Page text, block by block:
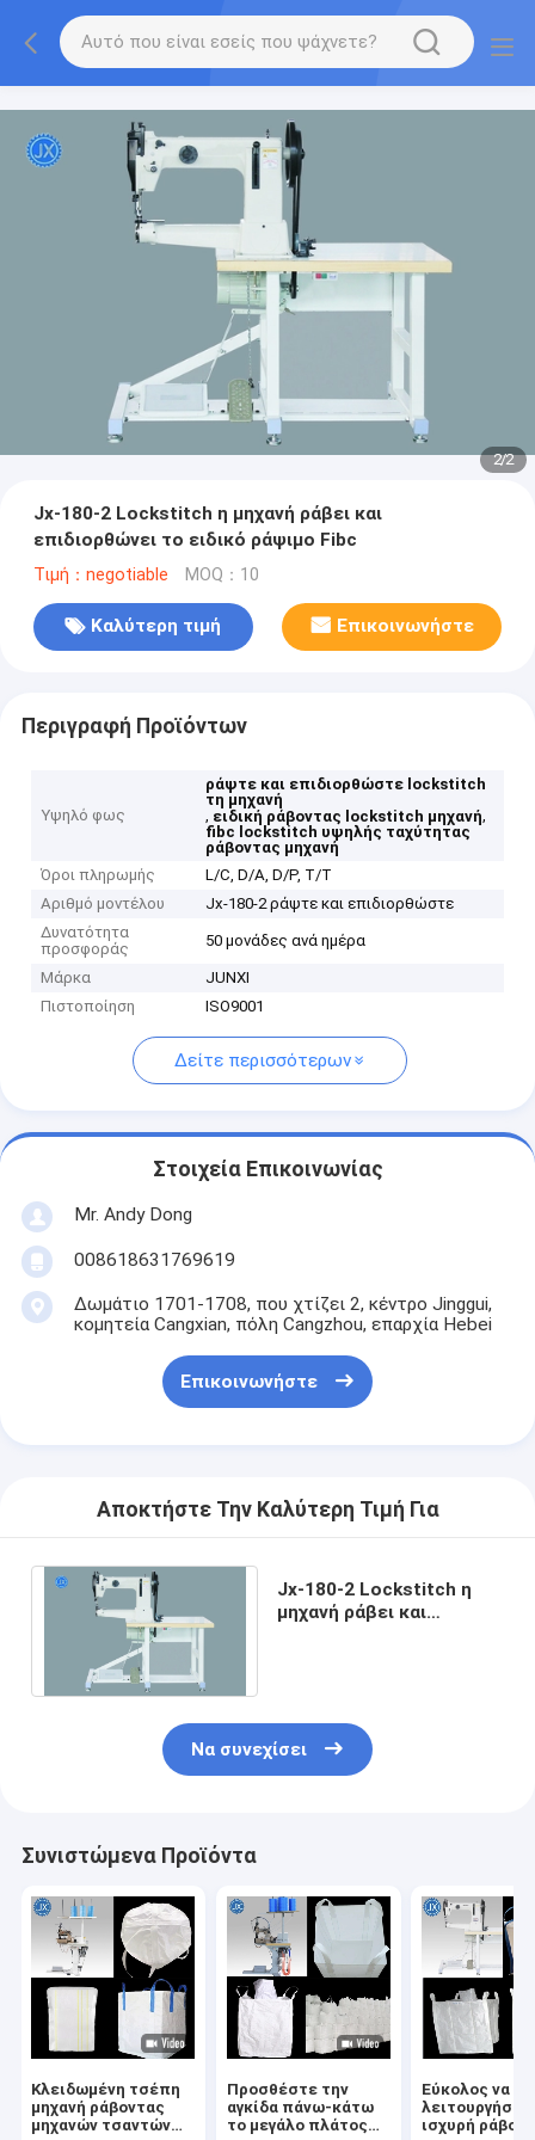
2/2
Jx-180-2 Lockstitch η μηχανή ράβει και
επιδιορθώνει το ειδικό ράψιμο Fibc
Τιμή：negotiable MOQ：10
Καλύτερη τιμή Επικοινωνήστε
Περιγραφή Προϊόντων
Υψηλό φως
ράψτε και επιδιορθώστε lockstitch
τη μηχανή
, ειδική ράβοντας lockstitch μηχανή,
fibc lockstitch υψηλής ταχύτητας
ράβοντας μηχανή
Όροι πληρωμής
L/C, D/A, D/P, T/T
Αριθμό μοντέλου
Jx-180-2 ράψτε και επιδιορθώστε
Δυνατότητα
προσφοράς
50 μονάδες ανά ημέρα
Μάρκα
JUNXI
Πιστοποίηση
ISO9001
Δείτε περισσότερων
Στοιχεία Επικοινωνίας
Mr. Andy Dong
008618631769619
Δωμάτιο 1701-1708, που χτίζει 2, κέντρο Jinggui,
κομητεία Cangxian, πόλη Cangzhou, επαρχία Hebei
Επικοινωνήστε
Αποκτήστε Την Καλύτερη Τιμή Για
Jx-180-2 Lockstitch η
μηχανή ράβει και
Να συνεχίσει
Συνιστώμενα Προϊόντα
Κλειδωμένη τσέπη
μηχανή ράβοντας
μηχανών τσαντών
Προσθέστε την
αγκίδα πάνω-κάτω
το μεγάλο πλάτος
Εύκολος να
λειτουργήσει
ισχυρή